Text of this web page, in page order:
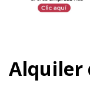
Alquiler